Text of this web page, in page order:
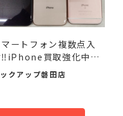
ートフォン複数点入
買取強化中♪
クアップ磐田店